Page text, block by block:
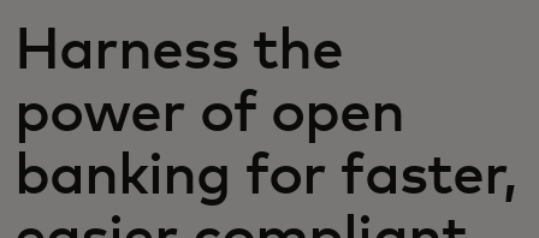
Для всего мира
Для новаторов
Новости и тренды
Harness the
power of open
banking for faster,